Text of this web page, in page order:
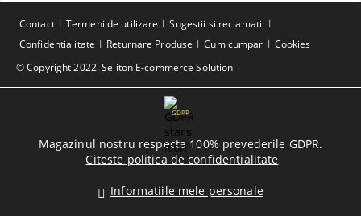
© Copyright 2022. Seliton E-commerce Solution
Contact Termeni de utilizare
Sugestii si reclamatii
Confidentialitate
Returnare Produse Cum cumpar Cookies
GDPR
Magazinul nostru respecta 100% prevederile GDPR.
Citeste politica de confidentialitate
Informatiile mele personale